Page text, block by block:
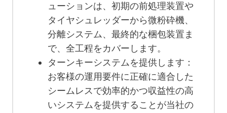
ューションは、初期の前処理装置や
タイヤシュレッダーから微粉砕機、
分離システム、最終的な梱包装置ま
で、全工程をカバーします。
ターンキーシステムを提供します：
お客様の運用要件に正確に適合した
シームレスで効率的かつ収益性の高
いシステムを提供することが当社の